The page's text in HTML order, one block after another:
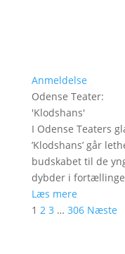
Anmeldelse
Odense Teater:
'Klodshans'
I Odense Teaters
’Klodshans’ går
budskabet til de
dybder i
Læs mere
1 2 3 … 306 Næste